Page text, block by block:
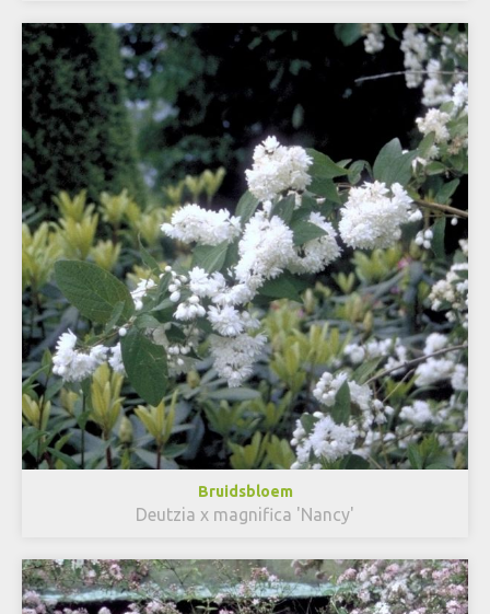
Bruidsbloem
Deutzia x magnifica 'Nancy'